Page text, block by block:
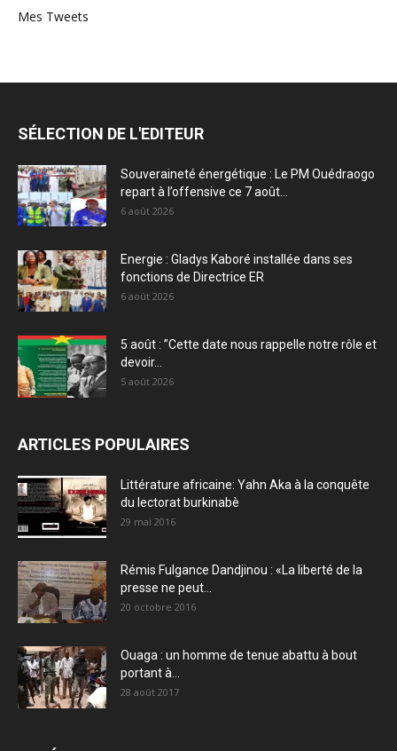
Mes Tweets
SÉLECTION DE L'EDITEUR
Souveraineté énergétique : Le PM Ouédraogo
repart à l’offensive ce 7 août...
6 août 2026
Energie : Gladys Kaboré installée dans ses
fonctions de Directrice ER
6 août 2026
5 août : ”Cette date nous rappelle notre rôle et
devoir...
5 août 2026
ARTICLES POPULAIRES
Littérature africaine: Yahn Aka à la conquête
du lectorat burkinabè
29 mai 2016
Rémis Fulgance Dandjinou : «La liberté de la
presse ne peut...
20 octobre 2016
Ouaga : un homme de tenue abattu à bout
portant à...
28 août 2017